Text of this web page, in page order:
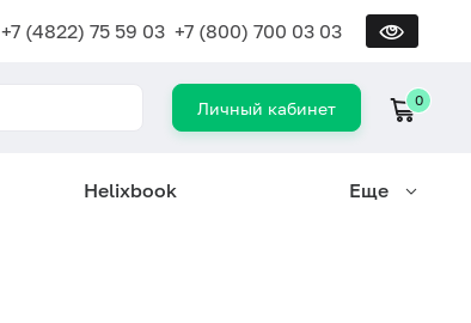
+7 (4822) 75 59 03 +7 (800) 700 03 03
Личный кабинет 0
Helixbook Еще